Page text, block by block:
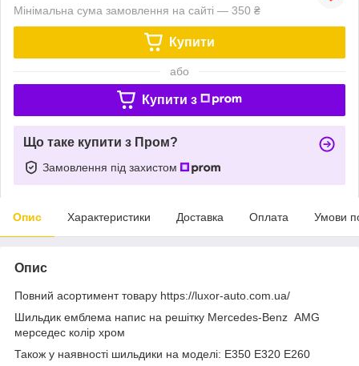
Мінімальна сума замовлення на сайті — 350 ₴
Купити
або
Купити з
Що таке купити з Пром?
Замовлення під захистом
Опис Характеристики Доставка Оплата Умови
Опис
Повний асортимент товару https://luxor-auto.com.ua/
Шильдик емблема напис на решітку Mercedes-Benz AMG
мерседес колір хром
Також у наявності шильдики на моделі: Е350 Е320 Е260